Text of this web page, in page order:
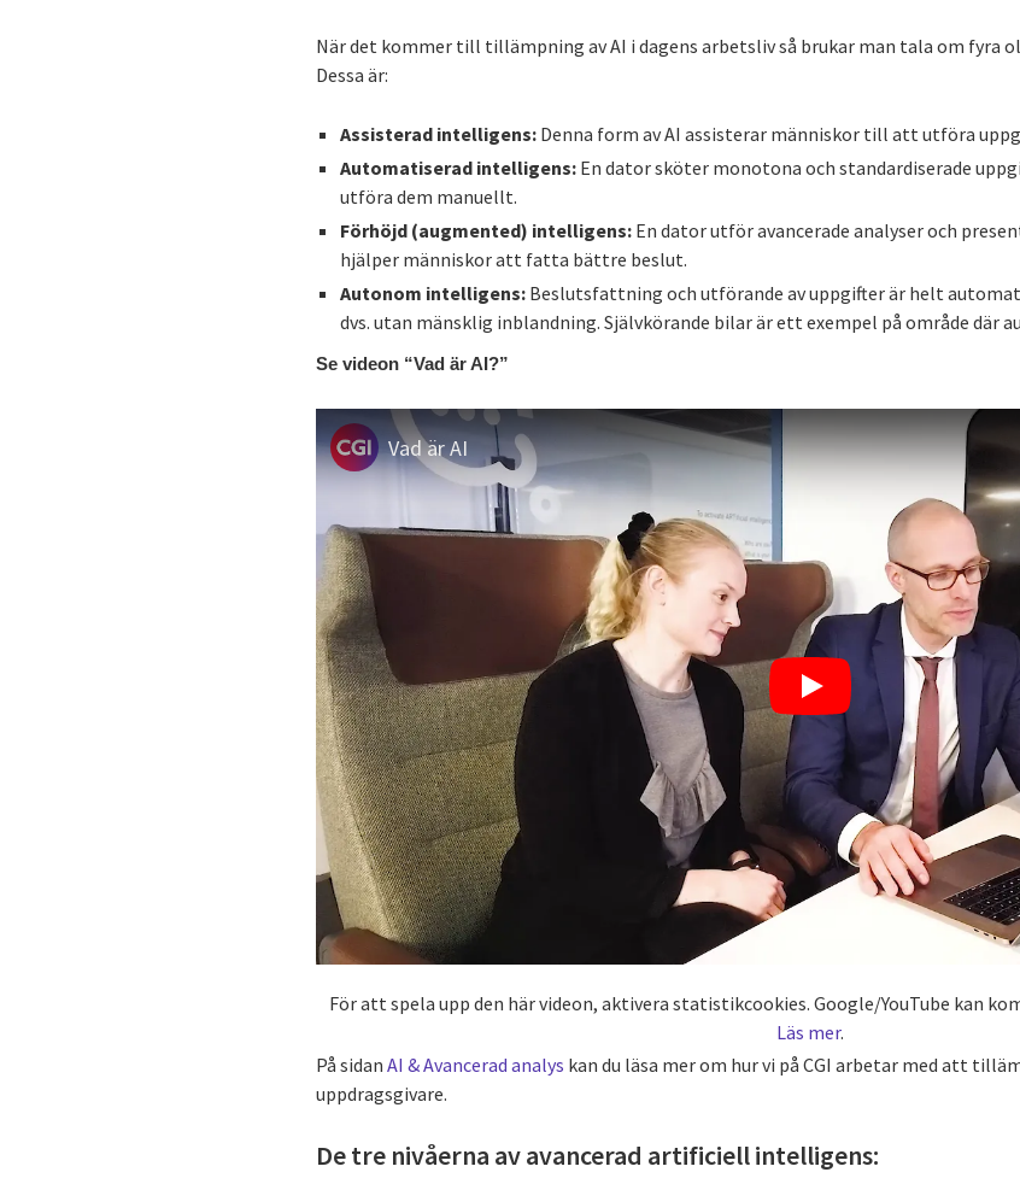
När det kommer till tillämpning av AI i dagens arbetsliv så brukar man tala om fyra
Dessa är:
Assisterad intelligens: Denna form av AI assisterar människor till att utföra
Automatiserad intelligens: En dator sköter monotona och standardiserade
utföra dem manuellt.
Förhöjd (augmented) intelligens: En dator utför avancerade analyser och
hjälper människor att fatta bättre beslut.
Autonom intelligens: Beslutsfattning och utförande av uppgifter är helt
dvs. utan mänsklig inblandning. Självkörande bilar är ett exempel på område där
Se videon “Vad är AI?”
Vad är AI
För att spela upp den här videon, aktivera statistikcookies. Google/YouTube kan
Läs mer.
På sidanAI & Avancerad analys kan du läsa mer om hur vi på CGI arbetar med att
uppdragsgivare.
De tre nivåerna av avancerad artificiell intelligens: